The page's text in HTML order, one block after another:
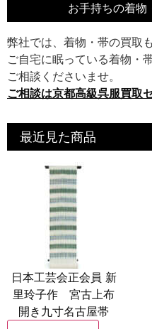
お手持ちの着物
弊社では、着物・帯の買取
ご自宅に眠っている着物・
ご相談くださいませ。
ご相談は京都高級呉服買取
最近見た商品
日本工芸会正会員 新
里玲子作 宮古上布
開き九寸名古屋帯